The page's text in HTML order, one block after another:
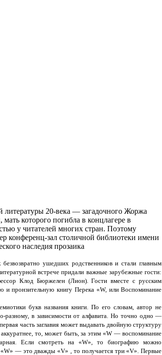
литературы 20-века — загадочного Жоржа
которого погибла в концлагере в
у читателей многих стран. Поэтому
конференц-зал столичной библиотеки имени
наследия прозаика
ушедших родственников и стали главным
встрече придали важные зарубежные гости:
Клод Бюржелен (Лион). Гости вместе с русским
пронзительную книгу Перека «W, или Воспоминание
букв названия книги. По его словам, автор не
разному, в зависимости от алфавита. Но точно одно —
часть заглавия может выдавать двойную структуру
то, может быть, за этим «W — воспоминание
Если смотреть на «W», то биографию можно
«W» — это дважды «V» , то получается три «V». Первые